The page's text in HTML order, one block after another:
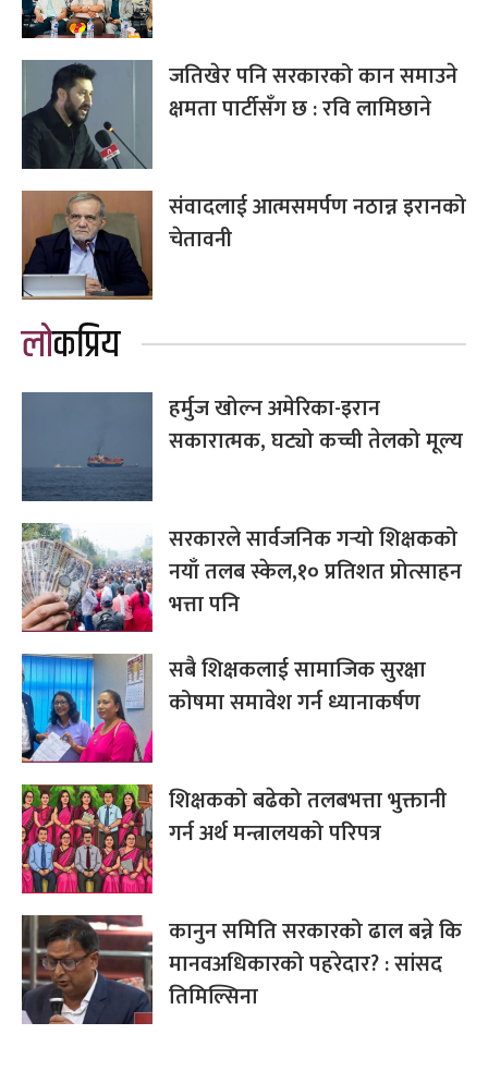
जतिखेर पनि सरकारको कान समाउने
क्षमता पार्टीसँग छ : रवि लामिछाने
संवादलाई आत्मसमर्पण नठान्न इरानको
चेतावनी
लोकप्रिय
हर्मुज खोल्न अमेरिका-इरान
सकारात्मक, घट्यो कच्ची तेलको मूल्य
सरकारले सार्वजनिक गर्‍यो शिक्षकको
नयाँ तलब स्केल,१० प्रतिशत प्रोत्साहन
भत्ता पनि
सबै शिक्षकलाई सामाजिक सुरक्षा
कोषमा समावेश गर्न ध्यानाकर्षण
शिक्षकको बढेको तलबभत्ता भुक्तानी
गर्न अर्थ मन्त्रालयको परिपत्र
कानुन समिति सरकारको ढाल बन्ने कि
मानवअधिकारको पहरेदार? : सांसद
तिमिल्सिना